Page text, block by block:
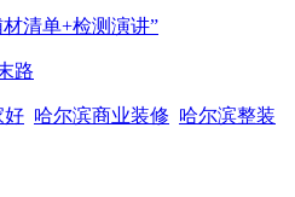
清单+检测演讲”
路
好 哈尔滨商业装修 哈尔滨整装